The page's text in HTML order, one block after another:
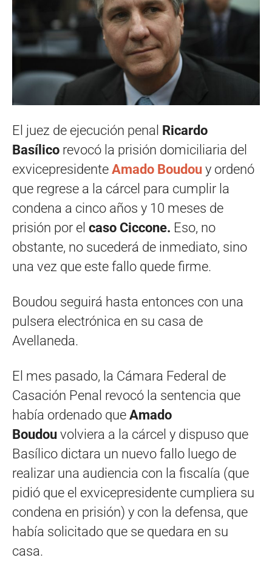
El juez de ejecución penal Ricardo
Basílico revocó la prisión domiciliaria del
exvicepresidente Amado Boudou y ordenó
que regrese a la cárcel para cumplir la
condena a cinco años y 10 meses de
prisión por el caso Ciccone. Eso, no
obstante, no sucederá de inmediato, sino
una vez que este fallo quede firme.
Boudou seguirá hasta entonces con una
pulsera electrónica en su casa de
Avellaneda.
El mes pasado, la Cámara Federal de
Casación Penal revocó la sentencia que
había ordenado que Amado
Boudou volviera a la cárcel y dispuso que
Basílico dictara un nuevo fallo luego de
realizar una audiencia con la fiscalía (que
pidió que el exvicepresidente cumpliera su
condena en prisión) y con la defensa, que
había solicitado que se quedara en su
casa.